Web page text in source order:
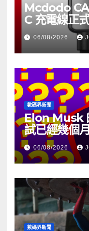
Mcdodo
C 充電線正
06/08/2026
數碼界新聞
Elon Musk
試已經幾個
06/08/2026
數碼界新聞